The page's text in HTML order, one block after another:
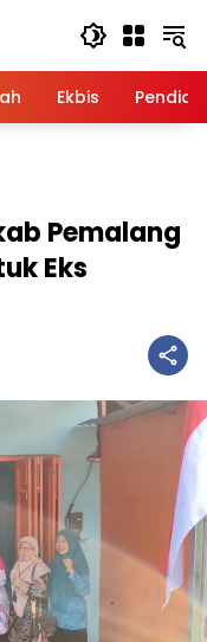
Ekbis
Pemalang
Eks